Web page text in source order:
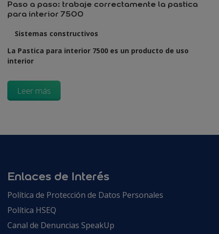
Paso a paso: trabaje correctamente la pastica
para interior 7500
Sistemas constructivos
La Pastica para interior 7500 es un producto de uso
interior
Leer más
Enlaces de Interés
Política de Protección de Datos Personales
Política HSEQ
Canal de Denuncias SpeakUp